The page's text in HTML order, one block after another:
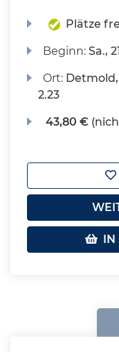
Plätze
Beginn:Sa.,
Ort: Detmold,
2.23
43,80 €
IN